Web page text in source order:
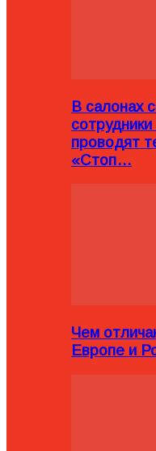
В салонах
проводят
«Стоп…
Чем
Европе и